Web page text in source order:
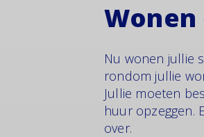
Wonen
Nu wonen jullie
rondom jullie
Jullie moeten
huur opzeggen.
over.